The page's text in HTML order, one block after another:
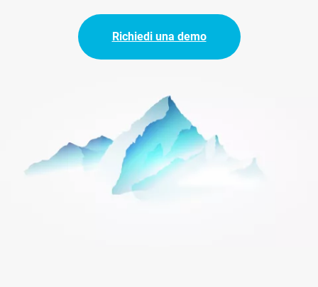
Richiedi una demo